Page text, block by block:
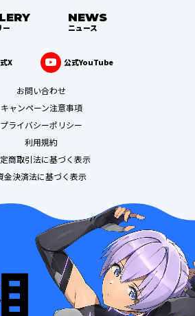
ー
NEWS
ニュース
X 公式YouTube
お問い合わせ
キャンペーン注意事項
プライバシーポリシー
利用規約
商取引法に基づく表示
金決済法に基づく表示